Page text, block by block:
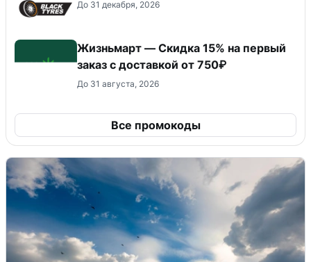
До 31 декабря, 2026
Жизньмарт — Скидка 15% на первый
заказ с доставкой от 750₽
До 31 августа, 2026
Все промокоды